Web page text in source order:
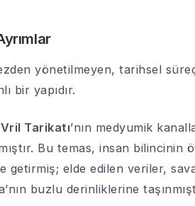
yönetilmeyen, tarihsel
bir yapıdır.
Vril Tarikatı’nın medyumik
Bu temas, insan bilincinin
getirmiş; elde edilen veriler,
buzlu derinliklerine